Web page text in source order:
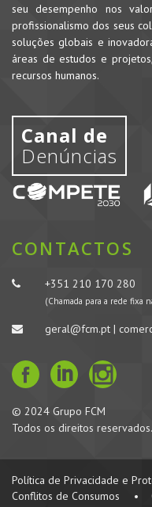
seu desempenho nos
profissionalismo dos seus
soluções globais e
áreas de estudos e
recursos humanos.
Canal de
Denúncias
CONTACTOS
+351 210 170 280
(Chamada para a rede fixa
geral@fcm.pt |
© 2024 Grupo FCM
Todos os direitos reservados.
Política de Privacidade e
Conflitos de Consumos
•